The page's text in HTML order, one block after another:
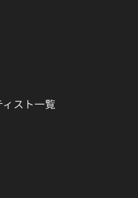
ィスト一覧